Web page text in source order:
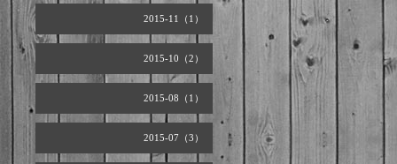
2015-11（1）
2015-10（2）
2015-08（1）
2015-07（3）